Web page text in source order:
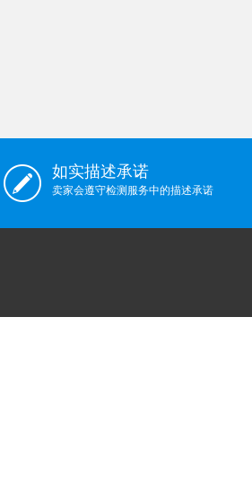
如实描述承诺
卖家会遵守检测服务中的描述承诺